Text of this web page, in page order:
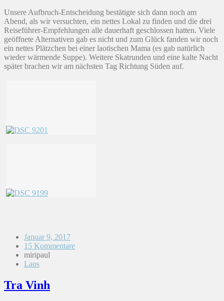
Unsere Aufbruch-Entscheidung bestätigte sich dann noch am
Abend, als wir versuchten, ein nettes Lokal zu finden und die drei
Reiseführer-Empfehlungen alle dauerhaft geschlossen hatten. Viele
geöffnete Alternativen gab es nicht und zum Glück fanden wir noch
ein nettes Plätzchen bei einer laotischen Mama (es gab natürlich
wieder wärmende Suppe). Weitere Skatrunden und eine kalte Nacht
später brachen wir am nächsten Tag Richtung Süden auf.
Januar 9, 2017
15 Kommentare
miripaul
Laos
Tra Vinh